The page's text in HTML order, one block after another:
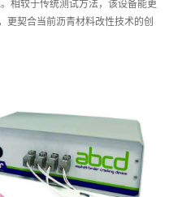
相较于传统测试方法，该设备能更
更契合当前沥青材料改性技术的创